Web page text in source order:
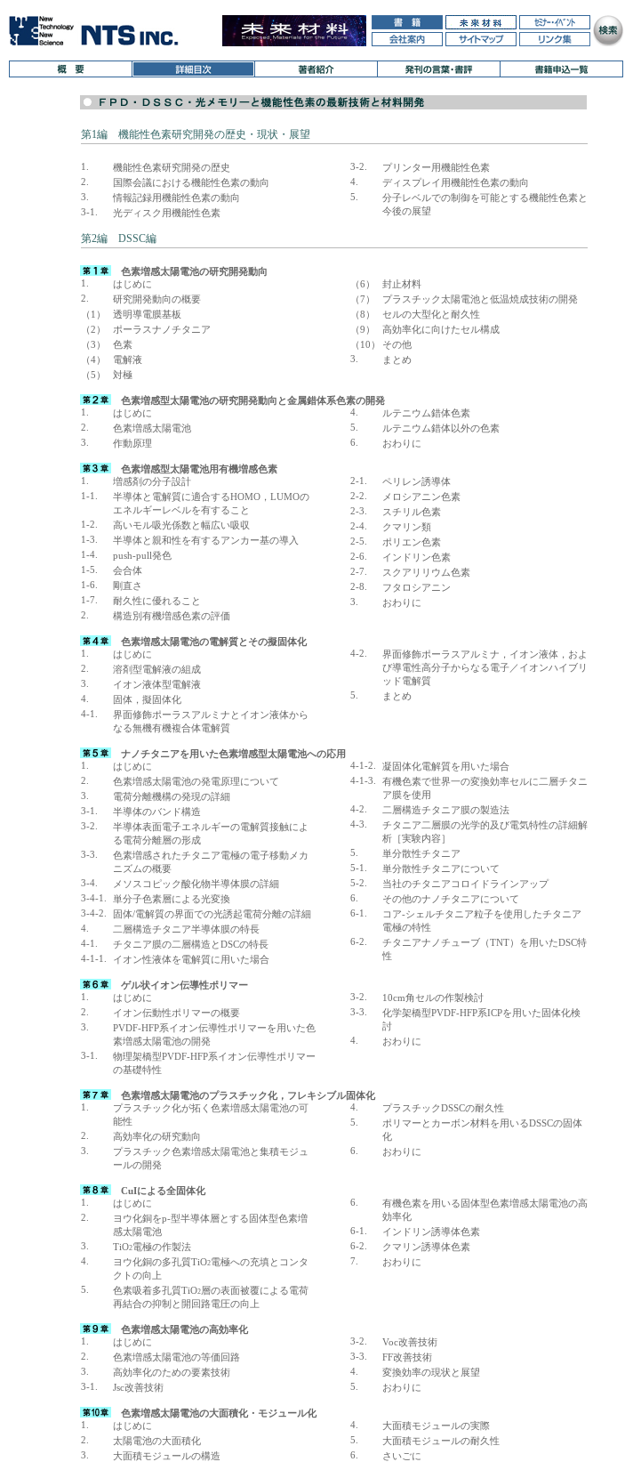
第1編 機能性色素研究開発の歴史・現状・展望
1.
機能性色素研究開発の歴史
2.
国際会議における機能性色素の動向
3.
情報記録用機能性色素の動向
3-1.
光ディスク用機能性色素
3-2.
プリンター用機能性色素
4.
ディスプレイ用機能性色素の動向
5.
分子レベルでの制御を可能とする機能性色素と
今後の展望
第2編 DSSC編
色素増感太陽電池の研究開発動向
1.
はじめに
2.
研究開発動向の概要
（1）
透明導電膜基板
（2）
ポーラスナノチタニア
（3）
色素
（4）
電解液
（5）
対極
（6）
封止材料
（7）
プラスチック太陽電池と低温焼成技術の開発
（8）
セルの大型化と耐久性
（9）
高効率化に向けたセル構成
（10）
その他
3.
まとめ
色素増感型太陽電池の研究開発動向と金属錯体系色素の開発
1.
はじめに
2.
色素増感太陽電池
3.
作動原理
4.
ルテニウム錯体色素
5.
ルテニウム錯体以外の色素
6.
おわりに
色素増感型太陽電池用有機増感色素
1.
増感剤の分子設計
1-1.
半導体と電解質に適合するHOMO，LUMOの
エネルギーレベルを有すること
1-2.
高いモル吸光係数と幅広い吸収
1-3.
半導体と親和性を有するアンカー基の導入
1-4.
push-pull発色
1-5.
会合体
1-6.
剛直さ
1-7.
耐久性に優れること
2.
構造別有機増感色素の評価
2-1.
ペリレン誘導体
2-2.
メロシアニン色素
2-3.
スチリル色素
2-4.
クマリン類
2-5.
ポリエン色素
2-6.
インドリン色素
2-7.
スクアリリウム色素
2-8.
フタロシアニン
3.
おわりに
色素増感太陽電池の電解質とその擬固体化
1.
はじめに
2.
溶剤型電解液の組成
3.
イオン液体型電解液
4.
固体，擬固体化
4-1.
界面修飾ポーラスアルミナとイオン液体から
なる無機有機複合体電解質
4-2.
界面修飾ポーラスアルミナ，イオン液体，およ
び導電性高分子からなる電子／イオンハイブリ
ッド電解質
5.
まとめ
ナノチタニアを用いた色素増感型太陽電池への応用
1.
はじめに
2.
色素増感太陽電池の発電原理について
3.
電荷分離機構の発現の詳細
3-1.
半導体のバンド構造
3-2.
半導体表面電子エネルギーの電解質接触によ
る電荷分離層の形成
3-3.
色素増感されたチタニア電極の電子移動メカ
ニズムの概要
3-4.
メソスコピック酸化物半導体膜の詳細
3-4-1.
単分子色素層による光変換
3-4-2.
固体/電解質の界面での光誘起電荷分離の詳細
4.
二層構造チタニア半導体膜の特長
4-1.
チタニア膜の二層構造とDSCの特長
4-1-1.
イオン性液体を電解質に用いた場合
4-1-2.
凝固体化電解質を用いた場合
4-1-3.
有機色素で世界一の変換効率セルに二層チタニ
ア膜を使用
4-2.
二層構造チタニア膜の製造法
4-3.
チタニア二層膜の光学的及び電気特性の詳細解
析［実験内容］
5.
単分散性チタニア
5-1.
単分散性チタニアについて
5-2.
当社のチタニアコロイドラインアップ
6.
その他のナノチタニアについて
6-1.
コア-シェルチタニア粒子を使用したチタニア
電極の特性
6-2.
チタニアナノチューブ（TNT）を用いたDSC特
性
ゲル状イオン伝導性ポリマー
1.
はじめに
2.
イオン伝動性ポリマーの概要
3.
PVDF-HFP系イオン伝導性ポリマーを用いた色
素増感太陽電池の開発
3-1.
物理架橋型PVDF-HFP系イオン伝導性ポリマー
の基礎特性
3-2.
10cm角セルの作製検討
3-3.
化学架橋型PVDF-HFP系ICPを用いた固体化検
討
4.
おわりに
色素増感太陽電池のプラスチック化，フレキシブル固体化
1.
プラスチック化が拓く色素増感太陽電池の可
能性
2.
高効率化の研究動向
3.
プラスチック色素増感太陽電池と集積モジュ
ールの開発
4.
プラスチックDSSCの耐久性
5.
ポリマーとカーボン材料を用いるDSSCの固体
化
6.
おわりに
CuIによる全固体化
1.
はじめに
2.
ヨウ化銅をp-型半導体層とする固体型色素増
感太陽電池
3.
TiO2電極の作製法
4.
ヨウ化銅の多孔質TiO2電極への充填とコンタ
クトの向上
5.
色素吸着多孔質TiO2層の表面被覆による電荷
再結合の抑制と開回路電圧の向上
6.
有機色素を用いる固体型色素増感太陽電池の高
効率化
6-1.
インドリン誘導体色素
6-2.
クマリン誘導体色素
7.
おわりに
色素増感太陽電池の高効率化
1.
はじめに
2.
色素増感太陽電池の等価回路
3.
高効率化のための要素技術
3-1.
Jsc改善技術
3-2.
Voc改善技術
3-3.
FF改善技術
4.
変換効率の現状と展望
5.
おわりに
色素増感太陽電池の大面積化・モジュール化
1.
はじめに
2.
太陽電池の大面積化
3.
大面積モジュールの構造
4.
大面積モジュールの実際
5.
大面積モジュールの耐久性
6.
さいごに